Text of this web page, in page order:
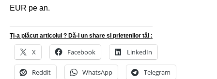
EUR pe an.
Ți-a plăcut articolul ? Dă-i un share și prietenilor tăi :
X Facebook LinkedIn
Reddit WhatsApp Telegram